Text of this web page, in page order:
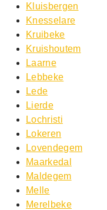
Kluisbergen
Knesselare
Kruibeke
Kruishoutem
Laarne
Lebbeke
Lede
Lierde
Lochristi
Lokeren
Lovendegem
Maarkedal
Maldegem
Melle
Merelbeke